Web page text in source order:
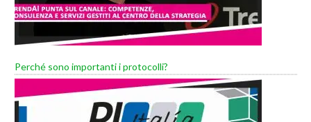
Perché sono importanti i protocolli?